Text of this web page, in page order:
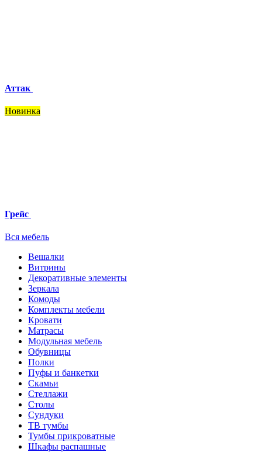
Аттак
Новинка
Грейс
Вся мебель
Вешалки
Витрины
Декоративные элементы
Зеркала
Комоды
Комплекты мебели
Кровати
Матрасы
Модульная мебель
Обувницы
Полки
Пуфы и банкетки
Скамьи
Стеллажи
Столы
Сундуки
ТВ тумбы
Тумбы прикроватные
Шкафы распашные